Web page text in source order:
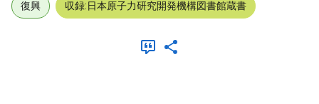
復興 収録:日本原子力研究開発機構図書館蔵書